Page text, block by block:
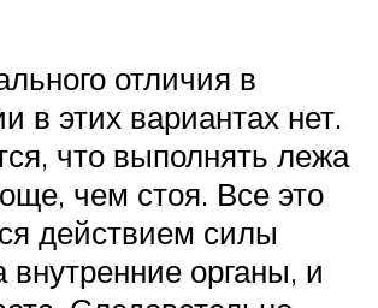
отличия в
в этих вариантах нет.
что выполнять лежа
чем стоя. Все это
действием силы
внутренние органы, и